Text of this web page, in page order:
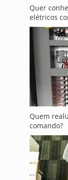
Quer
elétricos
Quem
comando?